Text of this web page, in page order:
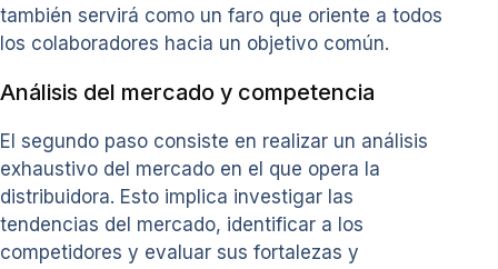
también servirá como un faro que oriente a todos
los colaboradores hacia un objetivo común.
Análisis del mercado y competencia
El segundo paso consiste en realizar un análisis
exhaustivo del mercado en el que opera la
distribuidora. Esto implica investigar las
tendencias del mercado, identificar a los
competidores y evaluar sus fortalezas y